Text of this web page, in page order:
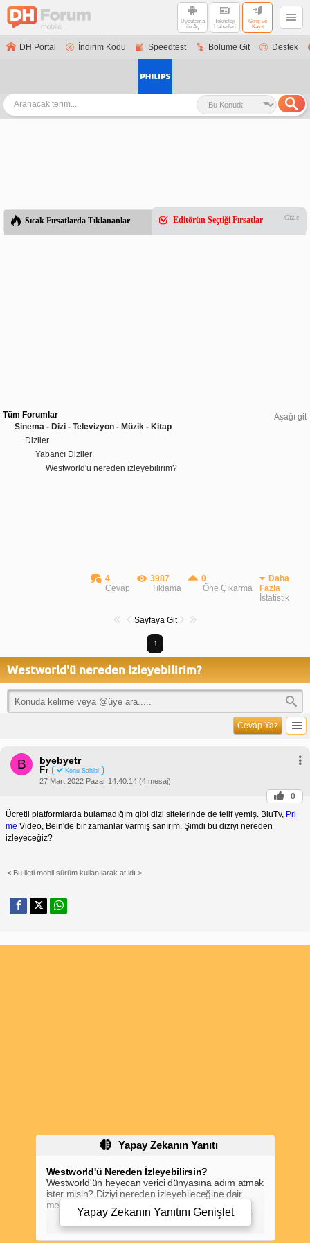
Uygulama
ile Aç
Teknoloji
Haberleri
Giriş ve
Kayıt
DH Portal İndirim Kodu Speedtest Bölüme Git Destek
Sıcak Fırsatlarda Tıklananlar Editörün Seçtiği Fırsatlar Gizle
Aşağı git
Tüm Forumlar
Sinema - Dizi - Televizyon - Müzik - Kitap
Diziler
Yabancı Diziler
Westworld'ü nereden izleyebilirim?
4
Cevap
3987
Tıklama
0
Öne Çıkarma
Daha
Fazla
İstatistik
Sayfaya Git
1
Westworld'ü nereden izleyebilirim?
Cevap Yaz
B byebyetr
Er Konu Sahibi
27 Mart 2022 Pazar 14:40:14 (4 mesaj)
0
Ücretli platformlarda bulamadığım gibi dizi sitelerinde de telif yemiş. BluTv, Pri
me Video, Bein'de bir zamanlar varmış sanırım. Şimdi bu diziyi nereden
izleyeceğiz?
< Bu ileti mobil sürüm kullanılarak atıldı >
Yapay Zekanın Yanıtı
Westworld'ü Nereden İzleyebilirsin?
Westworld'ün heyecan verici dünyasına adım atmak
ister misin? Diziyi nereden izleyebileceğine dair
merak ediyorsan, işte ayrıntılı bir rehber:
HBO Max:Westworld, ilk olarak HBO tarafından
yayınlandı ve şu anda HBO Max platformunda
izlenebilir.
Yapay Zekanın Yanıtını Genişlet